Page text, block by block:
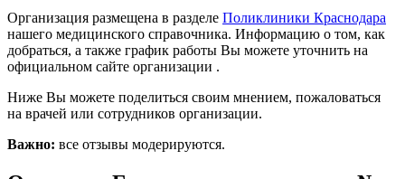
Организация размещена в разделе Поликлиники Краснодара
нашего медицинского справочника. Информацию о том, как
добраться, а также график работы Вы можете уточнить на
официальном сайте организации .
Ниже Вы можете поделиться своим мнением, пожаловаться
на врачей или сотрудников организации.
Важно: все отзывы модерируются.